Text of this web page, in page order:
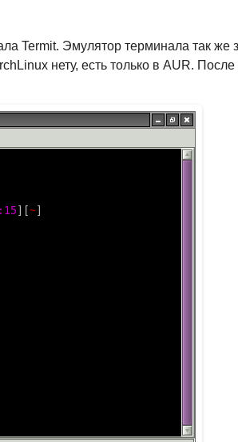
Termit. Эмулятор терминала так же
нету, есть только в AUR.